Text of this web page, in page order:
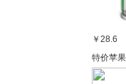
￥28.6
特价苹